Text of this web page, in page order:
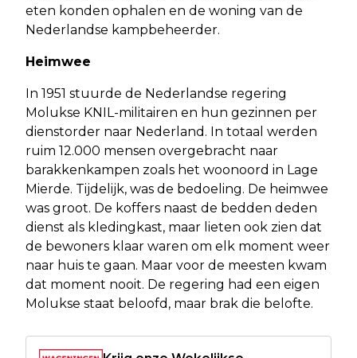
eten konden ophalen en de woning van de
Nederlandse kampbeheerder.
Heimwee
In 1951 stuurde de Nederlandse regering
Molukse KNIL-militairen en hun gezinnen per
dienstorder naar Nederland. In totaal werden
ruim 12.000 mensen overgebracht naar
barakkenkampen zoals het woonoord in Lage
Mierde. Tijdelijk, was de bedoeling. De heimwee
was groot. De koffers naast de bedden deden
dienst als kledingkast, maar lieten ook zien dat
de bewoners klaar waren om elk moment weer
naar huis te gaan. Maar voor de meesten kwam
dat moment nooit. De regering had een eigen
Molukse staat beloofd, maar brak die belofte.